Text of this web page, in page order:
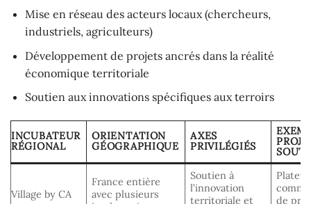
Mise en réseau des acteurs locaux (chercheurs,
industriels, agriculteurs)
Développement de projets ancrés dans la réalité
économique territoriale
Soutien aux innovations spécifiques aux terroirs
INCUBATEUR
RÉGIONAL
ORIENTATION
GÉOGRAPHIQUE
AXES
PRIVILÉGIÉS
Village by CA
France entière
avec plusieurs
Soutien à
l’innovation
territoriale et
de